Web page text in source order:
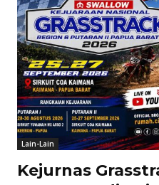
Lain-Lain
Kejurnas